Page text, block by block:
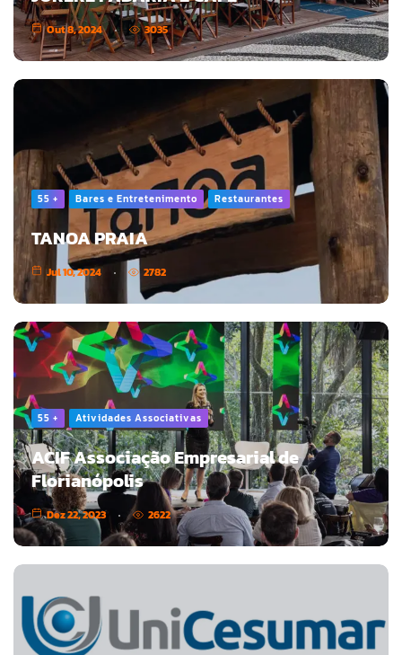
Out 8, 2024 3035
55 + Bares e Entretenimento Restaurantes
TANOA PRAIA
Jul 10, 2024 2782
55 + Atividades Associativas
ACIF Associação Empresarial de
Florianópolis
Dez 22, 2023 2622